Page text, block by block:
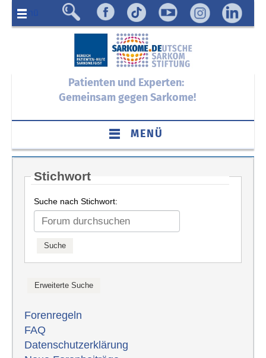
Menü
Patienten und Experten:
Gemeinsam gegen Sarkome!
MENÜ
Stichwort
Suche nach Stichwort:
Forenregeln
FAQ
Datenschutzerklärung